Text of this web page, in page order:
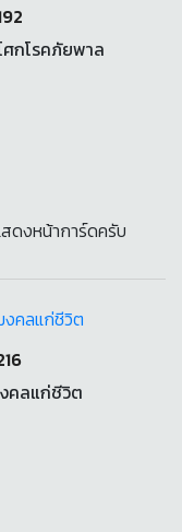
ศกโรคภัยพาล
ดงหน้าการ์ดครับ
คลแก่ชีวิต